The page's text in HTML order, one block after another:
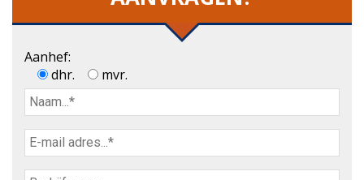
Aanhef:
dhr.
mvr.